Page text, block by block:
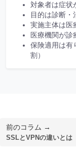
対象者は症状
目的は診断・
実施主体は医
医療機関が診
保険適用は有
割）
前のコラム →
SSLとVPNの違いとは